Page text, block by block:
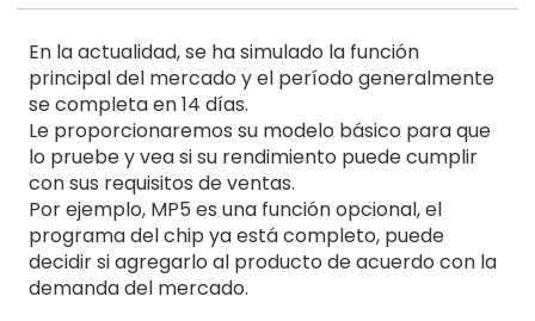
En la actualidad, se ha simulado la función
principal del mercado y el período generalmente
se completa en 14 días.
Le proporcionaremos su modelo básico para que
lo pruebe y vea si su rendimiento puede cumplir
con sus requisitos de ventas.
Por ejemplo, MP5 es una función opcional, el
programa del chip ya está completo, puede
decidir si agregarlo al producto de acuerdo con la
demanda del mercado.